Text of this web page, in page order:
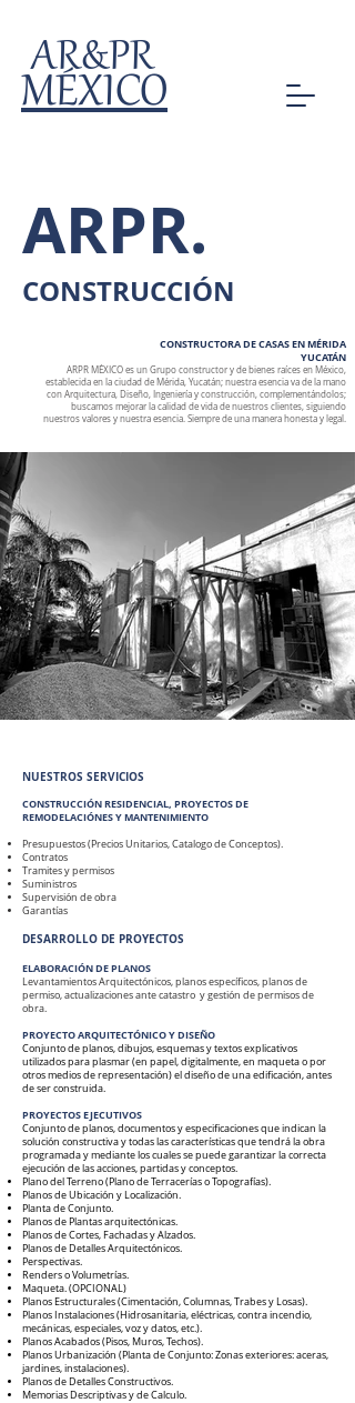
MÉXICO
AR&PR
ARPR.
CONSTRUCCIÓN
CONSTRUCTORA DE CASAS EN MÉRIDA
YUCATÁN
ARPR MÉXICO es un Grupo constructor y de bienes raíces en México,
establecida en la ciudad de Mérida, Yucatán; nuestra esencia va de la mano
con Arquitectura, Diseño, Ingeniería y construcción, complementándolos;
buscamos mejorar la calidad de vida de nuestros clientes, siguiendo
nuestros valores y nuestra esencia. Siempre de una manera honesta y legal.
​NUESTROS SERVICIOS
CONSTRUCCIÓN RESIDENCIAL, PROYECTOS DE
REMODELACIÓNES Y MANTENIMIENTO
Presupuestos (Precios Unitarios, Catalogo de Conceptos).
Contratos
Tramites y permisos
Suministros
Supervisión de obra
Garantías​
DESARROLLO DE PROYECTOS
ELABORACIÓN DE PLANOS
Levantamientos Arquitectónicos, planos específicos, planos de
permiso, actualizaciones ante catastro y gestión de permisos de
obra.
PROYECTO ARQUITECTÓNICO Y DISEÑO
Conjunto de planos, dibujos, esquemas y textos explicativos
utilizados para plasmar (en papel, digitalmente, en maqueta o por
otros medios de representación) el diseño de una edificación, antes
de ser construida.
PROYECTOS EJECUTIVO​S
Conjunto de planos, documentos y especificaciones que indican la
solución constructiva y todas las características que tendrá la obra
programada y mediante los cuales se puede garantizar la correcta
ejecución de las acciones, partidas y conceptos.
Plano del Terreno (Plano de Terracerías o Topografías).
Planos de Ubicación y Localización.
Planta de Conjunto.
Planos de Plantas arquitectónicas.
Planos de Cortes, Fachadas y Alzados.
Planos de Detalles Arquitectónicos.
Perspectivas.
Renders o Volumetrías.
Maqueta. (OPCIONAL)
Planos Estructurales (Cimentación, Columnas, Trabes y Losas).
Planos Instalaciones (Hidrosanitaria, eléctricas, contra incendio,
mecánicas, especiales, voz y datos, etc.).
Planos Acabados (Pisos, Muros, Techos).
Planos Urbanización (Planta de Conjunto: Zonas exteriores: aceras,
jardines, instalaciones).
Planos de Detalles Constructivos.
Memorias Descriptivas y de Calculo.